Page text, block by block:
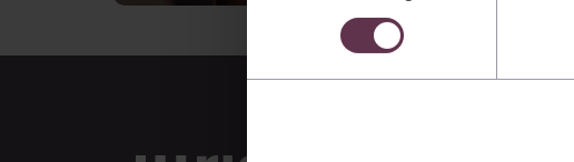
im Cookiebanner sowie in unseren